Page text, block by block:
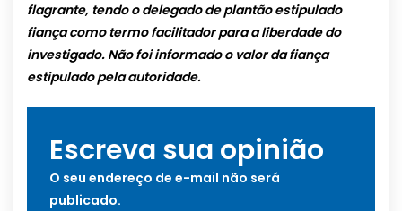
flagrante, tendo o delegado de plantão estipulado
fiança como termo facilitador para a liberdade do
investigado. Não foi informado o valor da fiança
estipulado pela autoridade.
Escreva sua opinião
O seu endereço de e-mail não será
publicado.